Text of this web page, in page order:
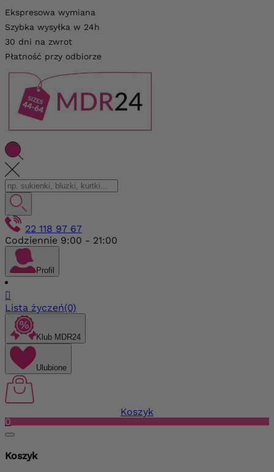
Ekspresowa wymiana
Szybka wysyłka w 24h
30 dni na zwrot
Płatność przy odbiorze
22 118 97 67
Codziennie 9:00 - 21:00
Profil

Lista życzeń(0)
Klub MDR24
Ulubione
Koszyk
0
Koszyk